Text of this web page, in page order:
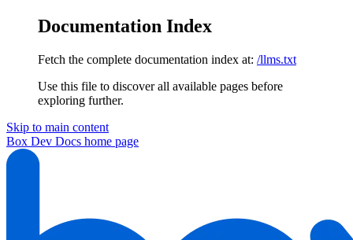
Documentation Index
Fetch the complete documentation index at: /llms.txt
Use this file to discover all available pages before
exploring further.
Skip to main content
Box Dev Docs home page